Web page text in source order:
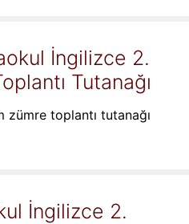
İngilizce 2.
Tutanağı
zümre toplantı tutanağı
İngilizce 2.